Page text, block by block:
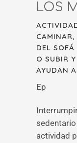
LOS
CAMINAR,
DEL
O SUBIR
AYUDAN
Ep
actividad